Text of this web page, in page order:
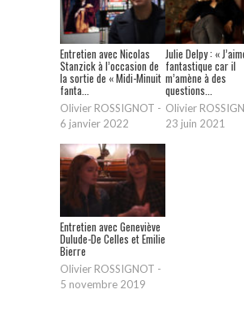
Entretien avec Nicolas
Stanzick à l’occasion de
la sortie de « Midi-Minuit
fanta...
Olivier ROSSIGNOT -
6 janvier 2022
Julie Delpy : «
fantastique car il
m’amène à des
questions...
Olivier
23 juin 2021
Entretien avec Geneviève
Dulude-De Celles et Emilie
Bierre
Olivier ROSSIGNOT -
5 novembre 2019